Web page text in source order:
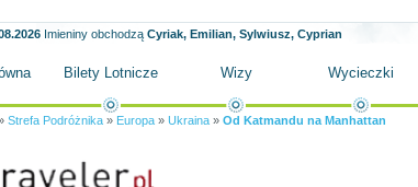
Imieniny obchodzą Cyriak, Emilian, Sylwiusz, Cyprian
Bilety Lotnicze Wizy Wycieczki
Strefa Podróżnika » Europa » Ukraina » Od Katmandu na Manhattan